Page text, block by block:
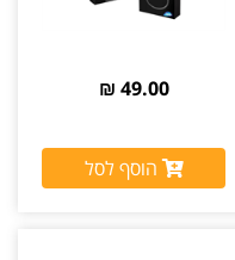
49.00 ₪
הוסף לסל